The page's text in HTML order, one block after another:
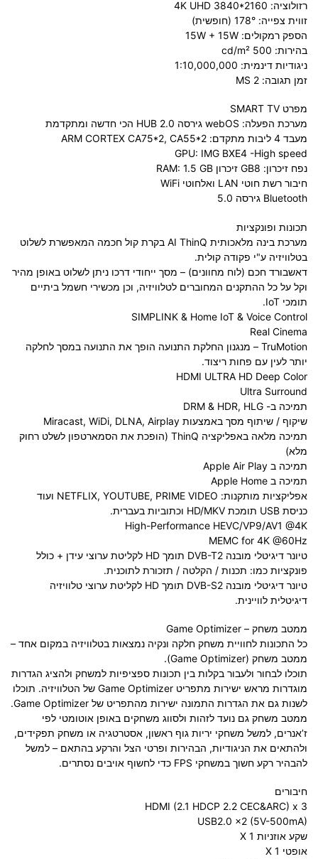
רזולוציה: 4K UHD 3840*2160
זווית צפייה: 178° (חופשית)
הספק רמקולים: 15W + 15W
בהירות: 500 cd/m²
ניגודיות דינמית: 1:10,000,000
זמן תגובה: 2 MS
מפרט SMART TV
מערכת הפעלה: webOS גירסה HUB 2.0 הכי חדשה ומתקדמת
מעבד 4 ליבות מתקדם:
ARM CORTEX CA75*2, CA55*2
GPU: IMG BXE4 -High speed
נפח זיכרון: GB8 זיכרון RAM: 1.5 GB
חיבור רשת חוטי LAN ואלחוטי WiFi
Bluetooth גירסה 5.0
תכונות ופונקציות
מערכת בינה מלאכותית AI ThinQ בקרת קול חכמה המאפשרת לשלוט
בטלוויזיה ע"י פקודה קולית.
דאשבורד חכם (לוח מחוונים) – מסך ייחודי דרכו ניתן לשלוט באופן מהיר
וקל על כל ההתקנים המחוברים לטלוויזיה, וכן מכשירי חשמל ביתיים
תומכי IoT
.
SIMPLINK & Home IoT & Voice Control
Real Cinema
TruMotion – מנגנון החלקת התנועה הופך את התנועה במסך לחלקה
יותר לעין עם פחות ריצוד.
HDMI ULTRA HD Deep Color
Ultra Surround
תמיכה ב-
DRM & HDR, HLG
שיקוף / שיתוף מסך באמצעות
Miracast, WiDi, DLNA, Airplay
תמיכה מלאה באפליקציה ThinQ (הופכת את הסמארטפון לשלט רחוק
מלא)
תמיכה ב Apple Air Play
תמיכה ב Apple Home
אפליקציות מותקנות:
NETFLIX, YOUTUBE, PRIME VIDEO
ועוד
כניסת USB תומכת HD/MKV וכתוביות בעברית.
High-Performance HEVC/VP9/AV1 @4K
MEMC for 4K @60Hz
טיונר דיגיטלי מובנה DVB-T2 תומך HD לקליטת ערוצי עידן + כולל
פונקציות כמו: תכנות / הקלטה / תזכורת לתוכנית.
טיונר דיגיטלי מובנה DVB-S2 תומך HD לקליטת ערוצי טלוויזיה
דיגיטלית לוויינית.
ממטב משחק – Game Optimizer
כל התכונות לחוויית משחק חלקה ונקיה נמצאות בטלוויזיה במקום אחד –
ממטב משחק (Game Optimizer
).
תוכלו לבחור ולעבור בקלות בין תכונות ספציפיות למשחק ולהציג הגדרות
מוגדרות מראש ישירות מתפריט Game Optimizer של הטלוויזיה. תוכלו
לשנות גם את הגדרות התמונה ישירות מהתפריט של Game Optimizer
.
ממטב משחק גם נועד לזהות ולסווג משחקים באופן אוטומטי לפי
ז’אנרים, למשל משחקי יריות גוף ראשון, אסטרטגיה או משחק תפקידים,
ולהתאים את הניגודיות, הבהירות ופרטי הצל והרקע בהתאם – למשל
להבהיר רקע חשוך במשחקי FPS כדי לחשוף אויבים נסתרים.
חיבורים
HDMI (2.1 HDCP 2.2 CEC&ARC) x 3
USB2.0 x2 (5V-500mA)
שקע אוזניות X 1
אופטי X 1